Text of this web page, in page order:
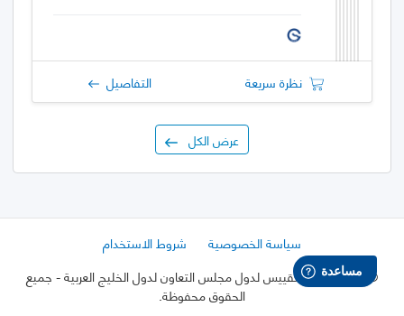
نظرة سريعة التفاصيل
عرض الكل
سياسة الخصوصية
شروط الاستخدام
© 2026 هيئة التقييس لدول مجلس التعاون لدول الخليج العربية
- جميع
الحقوق محفوظة.